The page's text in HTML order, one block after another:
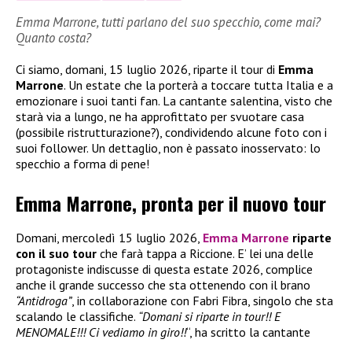
Emma Marrone, tutti parlano del suo specchio, come mai?
Quanto costa?
Ci siamo, domani, 15 luglio 2026, riparte il tour di Emma
Marrone. Un estate che la porterà a toccare tutta Italia e a
emozionare i suoi tanti fan. La cantante salentina, visto che
starà via a lungo, ne ha approfittato per svuotare casa
(possibile ristrutturazione?), condividendo alcune foto con i
suoi follower. Un dettaglio, non è passato inosservato: lo
specchio a forma di pene!
Emma Marrone, pronta per il nuovo tour
Domani, mercoledì 15 luglio 2026, Emma Marrone riparte
con il suo tour che farà tappa a Riccione. E’ lei una delle
protagoniste indiscusse di questa estate 2026, complice
anche il grande successo che sta ottenendo con il brano
“Antidroga”, in collaborazione con Fabri Fibra, singolo che sta
scalando le classifiche. “Domani si riparte in tour!! E
MENOMALE!!! Ci vediamo in giro!!“, ha scritto la cantante